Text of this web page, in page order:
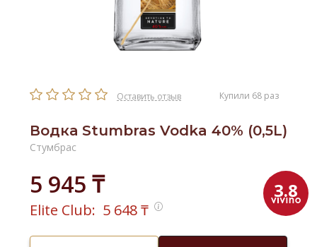
Оставить отзыв Купили 68 раз
Водка Stumbras Vodka 40% (0,5L)
Стумбрас
5 945 ₸ 3.8
Elite Club: 5 648₸